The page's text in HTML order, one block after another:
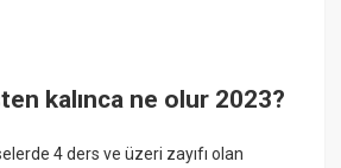
kalınca ne olur 2023?
4 ders ve üzeri zayıfı olan